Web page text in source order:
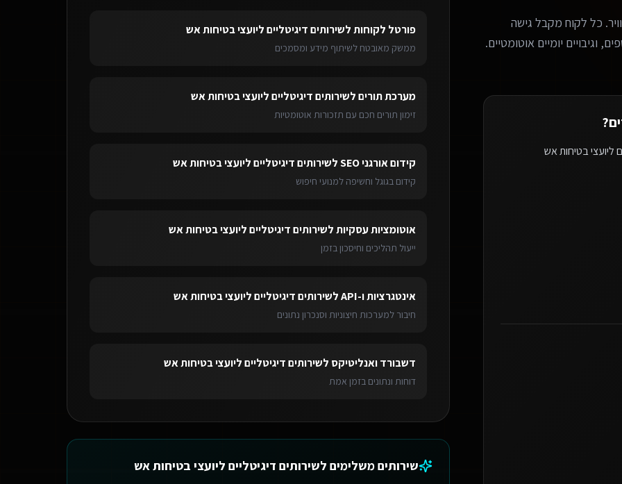
כל לקוח מקבל גישה
וגיבויים יומיים אוטומטיים.
?
בטיחות אש
פורטל לקוחותלשירותים דיגיטליים ליועצי בטיחות אש
ממשק מאובטח לשיתוף מידע ומסמכים
מערכת תוריםלשירותים דיגיטליים ליועצי בטיחות אש
זימון תורים חכם עם תזכורות אוטומטיות
קידום אורגני SEO לשירותים דיגיטליים ליועצי בטיחות אש
קידום בגוגל וחשיפה למנועי חיפוש
אוטומציות עסקיותלשירותים דיגיטליים ליועצי בטיחות אש
ייעול תהליכים וחיסכון בזמן
אינטגרציות ו-API לשירותים דיגיטליים ליועצי בטיחות אש
חיבור למערכות חיצוניות וסנכרון נתונים
דשבורד ואנליטיקס לשירותים דיגיטליים ליועצי בטיחות אש
דוחות ונתונים בזמן אמת
שירותים משלימים לשירותים דיגיטליים ליועצי בטיחות אש